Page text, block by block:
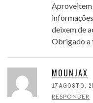
Aproveitem
deixem de
Obrigado a
MOUNJAX
17 AGOSTO,
RESPONDER